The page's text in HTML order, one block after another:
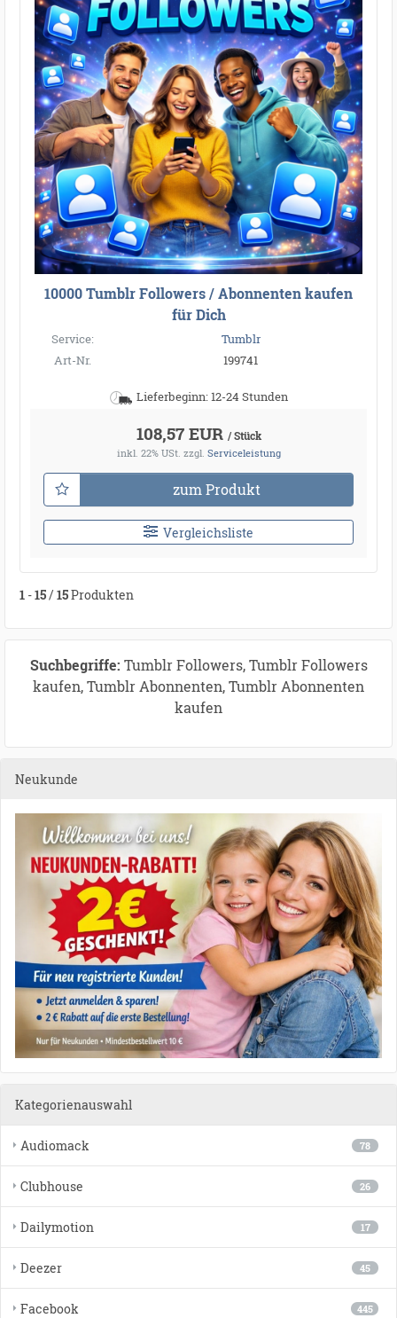
10000 Tumblr Followers / Abonnenten kaufen
für Dich
Service:
Tumblr
Art-Nr.
199741
Lieferbeginn: 12-24 Stunden
108,57 EUR / Stück
inkl. 22% USt. zzgl. Serviceleistung
zum Produkt
Vergleichsliste
1 -15/ 15Produkten
Suchbegriffe: Tumblr Followers, Tumblr Followers
kaufen, Tumblr Abonnenten, Tumblr Abonnenten
kaufen
Neukunde
Kategorienauswahl
78
Audiomack
26
Clubhouse
17
Dailymotion
45
Deezer
445
Facebook